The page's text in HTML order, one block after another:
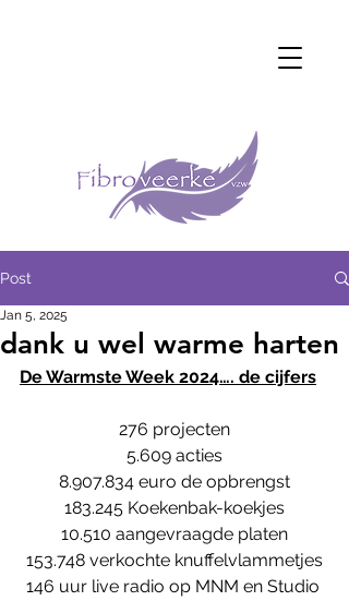
Post
dank u wel warme harten
Jan 5, 2025
De Warmste Week 2024…. de cijfers
276 projecten
5.609 acties
8.907.834 euro de opbrengst
183.245 Koekenbak-koekjes
10.510 aangevraagde platen
153.748 verkochte knuffelvlammetjes
146 uur live radio op MNM en Studio